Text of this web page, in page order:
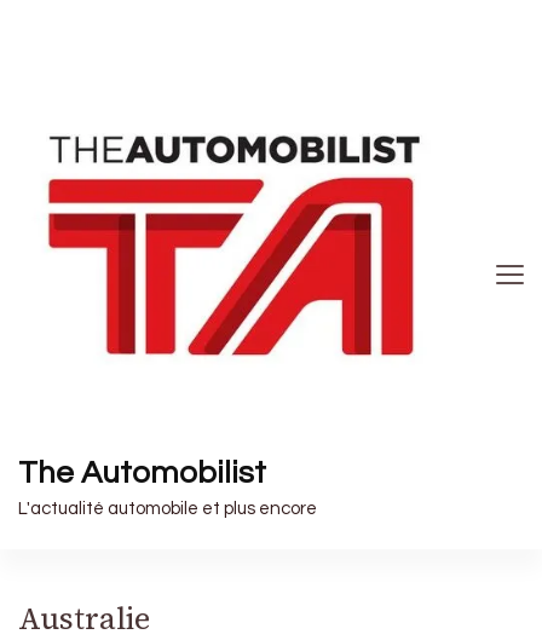
The Automobilist
L'actualité automobile et plus encore
Australie